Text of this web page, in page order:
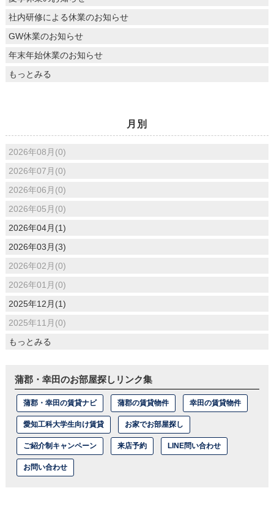
社内研修による休業のお知らせ
GW休業のお知らせ
年末年始休業のお知らせ
もっとみる
月別
2026年08月(0)
2026年07月(0)
2026年06月(0)
2026年05月(0)
2026年04月(1)
2026年03月(3)
2026年02月(0)
2026年01月(0)
2025年12月(1)
2025年11月(0)
もっとみる
蒲郡・幸田のお部屋探しリンク集
蒲郡・幸田の賃貸ナビ 蒲郡の賃貸物件 幸田の賃貸物件
愛知工科大学生向け賃貸 お家でお部屋探し
ご紹介制キャンペーン 来店予約 LINE問い合わせ
お問い合わせ